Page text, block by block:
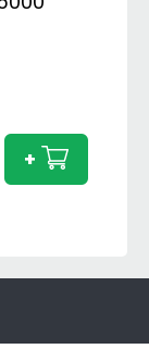
aantal
+